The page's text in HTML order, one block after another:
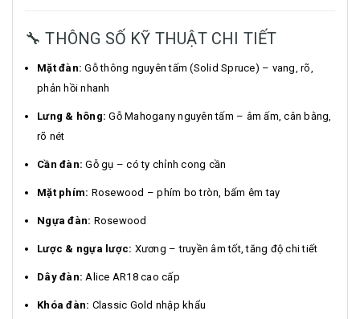
🔧 THÔNG SỐ KỸ THUẬT CHI TIẾT
Mặt đàn: Gỗ thông nguyên tấm (Solid Spruce) – vang, rõ,
phản hồi nhanh
Lưng & hông: Gỗ Mahogany nguyên tấm – âm ấm, cân bằng,
rõ nét
Cần đàn: Gỗ gụ – có ty chỉnh cong cần
Mặt phím: Rosewood – phím bo tròn, bấm êm tay
Ngựa đàn: Rosewood
Lược & ngựa lược: Xương – truyền âm tốt, tăng độ chi tiết
Dây đàn: Alice AR18 cao cấp
Khóa đàn: Classic Gold nhập khẩu